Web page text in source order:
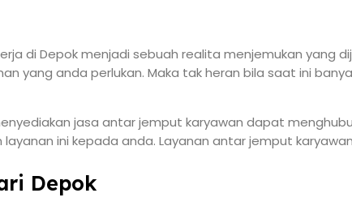
di Depok menjadi sebuah realita menjemukan yang
yang anda perlukan. Maka tak heran bila saat ini
jasa antar jemput karyawan dapat
ini kepada anda. Layanan antar jemput
Depok